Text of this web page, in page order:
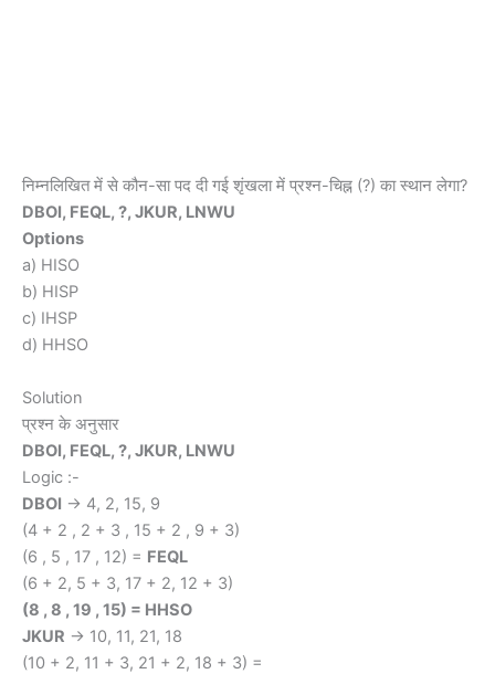
निम्नलिखित में से कौन-सा पद दी गई शृंखला में प्रश्न-चिह्न (?) का स्थान लेगा?
DBOI, FEQL, ?, JKUR, LNWU
Options
a) HISO
b) HISP
c) IHSP
d) HHSO
Solution
प्रश्न के अनुसार
DBOI, FEQL, ?, JKUR, LNWU
Logic :-
DBOI -> 4, 2, 15, 9
(4 + 2 , 2 + 3 , 15 + 2 , 9 + 3)
(6 , 5 , 17 , 12) = FEQL
(6 + 2, 5 + 3, 17 + 2, 12 + 3)
(8 , 8 , 19 , 15) = HHSO
JKUR -> 10, 11, 21, 18
(10 + 2, 11 + 3, 21 + 2, 18 + 3) =